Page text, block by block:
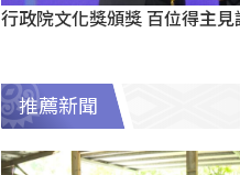
行政院文化獎頒獎 百位得主
推薦新聞